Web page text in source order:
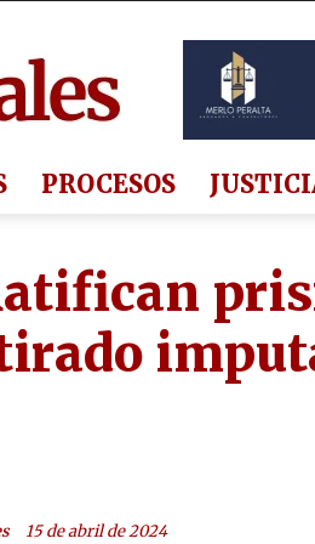
PROCESOS
15 de abril de 2024